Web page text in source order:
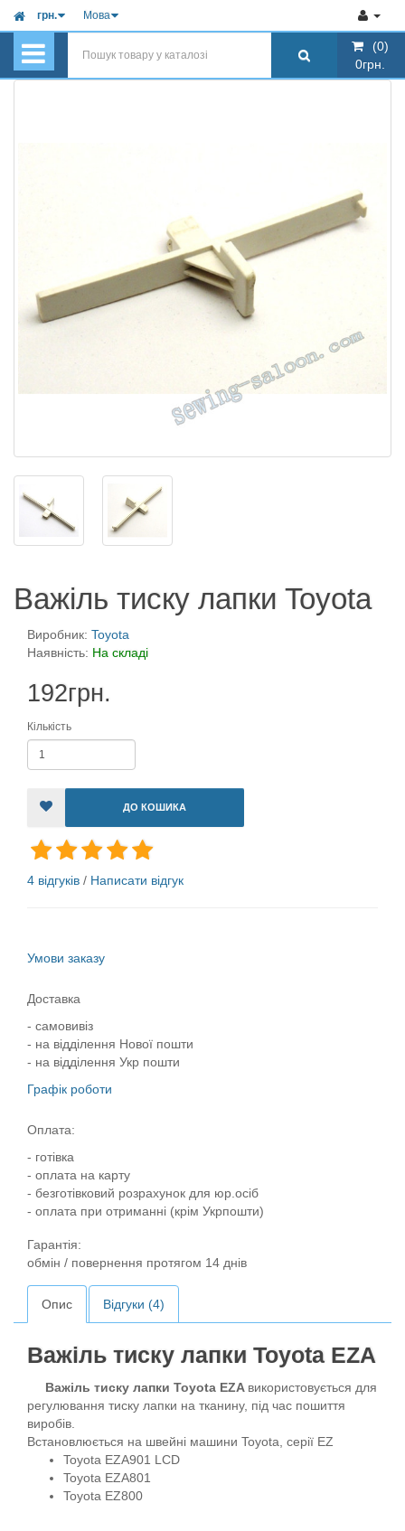
грн. Мова
0грн.
(0)
0грн.
Важіль тиску лапки Toyota
Виробник: Toyota
Наявність: На складі
192грн.
Кількість
ДО КОШИКА
4 відгуків / Написати відгук
Умови заказу
Доставка
- самовивіз
- на відділення Нової пошти
- на відділення Укр пошти
Графік роботи
Оплата:
- готівка
- оплата на карту
- безготівковий розрахунок для юр.осіб
- оплата при отриманні (крім Укрпошти)
Гарантія:
обмін / повернення протягом 14 днів
Опис Відгуки (4)
Важіль тиску лапки Toyota EZA
Важіль тиску лапки Toyota EZA використовується для
регулювання тиску лапки на тканину, під час пошиття
виробів.
Встановлюється на швейні машини Toyota, серії EZ
Toyota EZA901 LCD
Toyota EZA801
Toyota EZ800